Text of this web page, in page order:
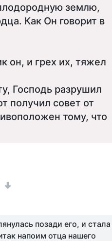
землю,
Как Он говорит в
он, и грех их, тяжел
Господь разрушил
получил совет от
тому, что
позади его, и стала
напоим отца нашего